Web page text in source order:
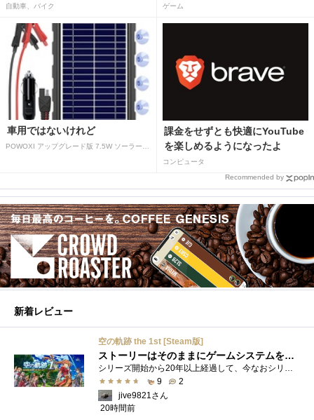
自動車、バイク ゲーム
車用ではないけれど
POWOXI アップグレード版 7.5W ソーラーバッテリートリクルチャージャーメンテナー 12V ポータブル防水ソーラーパネル トリクル充電キット 車、自動車、オートバイ、ボート、マリン、RV、トレーラー、スノーモービルなど用
課金をせずとも快適にYouTube
を楽しめるようになったよ
コンピュータ
Recommended by
新着レビュー
空の軌跡 the 1st [Steam版]
ストーリーはそのままにゲームシステムを現代化
9
2
jive9821さん
20時間前